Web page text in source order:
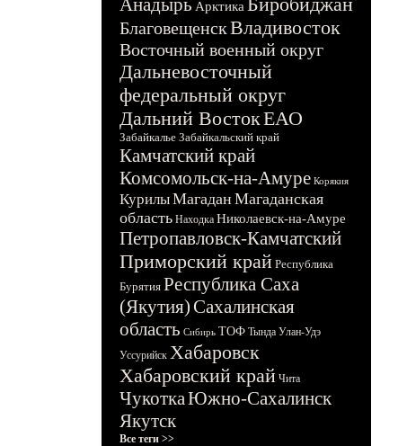
Анадырь Арктика
БлаговещенскВладивосток
Восточный военный округ
Дальневосточный
федеральный округ
Дальний ВостокЕАО
Забайкалье Забайкальский край
Камчатский край
Комсомольск-на-Амуре Корякия
КурилыМагадан Магаданская
область Находка Николаевск-на-Амуре
Петропавловск-Камчатский
Приморский край Республика
Бурятия Республика Саха
(Якутия)Сахалинская
область Сибирь ТОФ Тында Улан-Удэ
Уссурийск Хабаровск
Хабаровский край Чита
ЧукоткаЮжно-Сахалинск
Якутск
Все теги >>